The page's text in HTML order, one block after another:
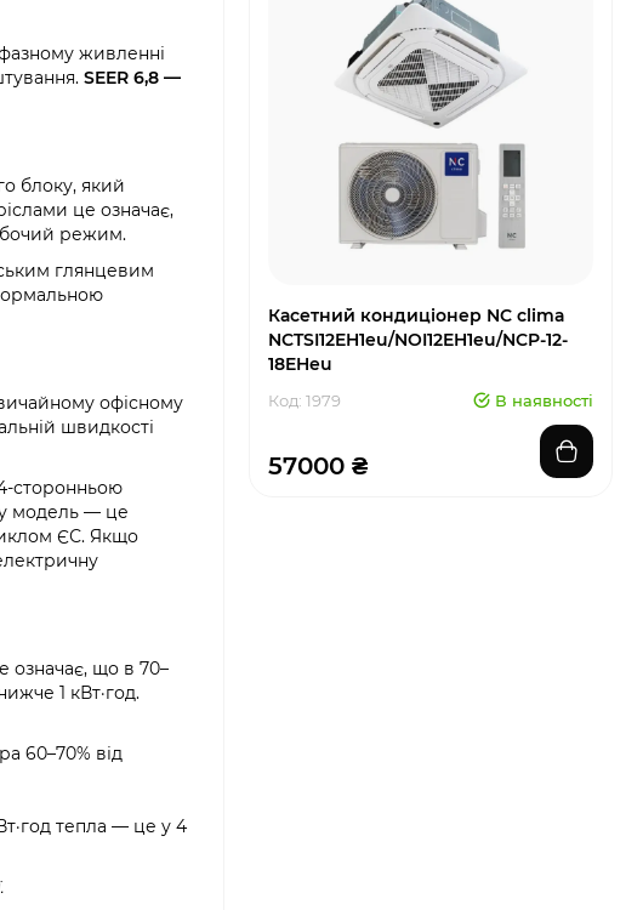
живленні
SEER 6,8 —
блоку, який
це означає,
режим.
глянцевим
офісному
швидкості
сторонньою
модель — це
ЄС. Якщо
означає, що в 70–
1 кВт·год.
60–70% від
тепла — це у 4
Касетний кондиціонер NC clima
NCTSI12EH1eu/NOI12EH1eu/NCP-12-
18EHeu
Код: 1979 В наявності
57000 ₴